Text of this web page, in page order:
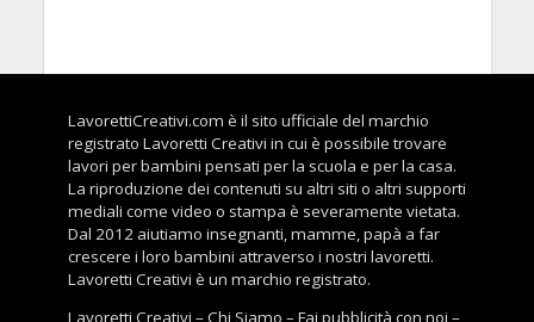
LavorettiCreativi.com è il sito ufficiale del marchio
registrato Lavoretti Creativi in cui è possibile trovare
lavori per bambini pensati per la scuola e per la casa.
La riproduzione dei contenuti su altri siti o altri supporti
mediali come video o stampa è severamente vietata.
Dal 2012 aiutiamo insegnanti, mamme, papà a far
crescere i loro bambini attraverso i nostri lavoretti.
Lavoretti Creativi è un marchio registrato.
Lavoretti Creativi –Chi Siamo –Fai pubblicità con noi –